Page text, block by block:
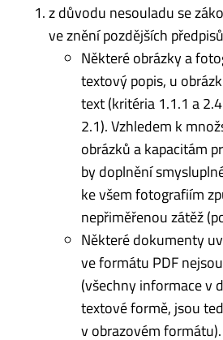
z důvodu nesouladu se
ve znění pozdějších
Některé obrázky a
textový popis, u
text (kritéria 1.1.1 a
2.1). Vzhledem k
obrázků a kapacitám
by doplnění
ke všem fotografiím
nepřiměřenou zátěž
Některé dokumenty
ve formátu PDF
(všechny informace v
textové formě, jsou
v obrazovém